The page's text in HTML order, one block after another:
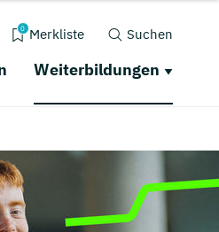
0 Merkliste Suchen
Weiterbildungen